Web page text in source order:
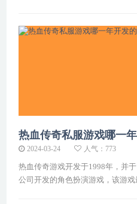
热血传奇私服游戏哪一
2024-03-24 人气：773
热血传奇游戏开发于1998年，并
公司开发的角色扮演游戏，该游戏